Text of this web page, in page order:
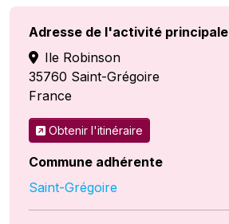
Adresse de l'activité principale
Ile Robinson
35760 Saint-Grégoire
France
Obtenir l'itinéraire
Commune adhérente
Saint-Grégoire